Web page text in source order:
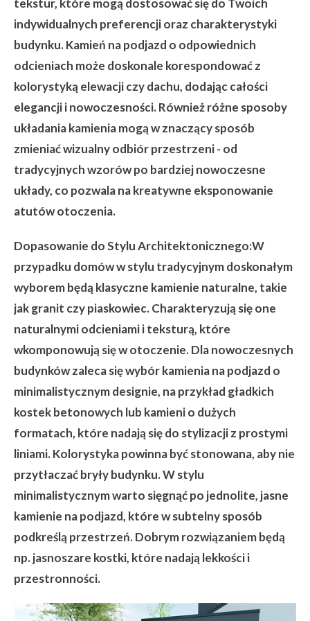
tekstur, które mogą dostosować się do Twoich
indywidualnych preferencji oraz charakterystyki
budynku. Kamień na podjazd o odpowiednich
odcieniach może doskonale korespondować z
kolorystyką elewacji czy dachu, dodając całości
elegancji i nowoczesności. Również różne sposoby
układania kamienia mogą w znaczący sposób
zmieniać wizualny odbiór przestrzeni - od
tradycyjnych wzorów po bardziej nowoczesne
układy, co pozwala na kreatywne eksponowanie
atutów otoczenia.
Dopasowanie do Stylu Architektonicznego:W
przypadku domów w stylu tradycyjnym doskonałym
wyborem będą klasyczne kamienie naturalne, takie
jak granit czy piaskowiec. Charakteryzują się one
naturalnymi odcieniami i teksturą, które
wkomponowują się w otoczenie. Dla nowoczesnych
budynków zaleca się wybór kamienia na podjazd o
minimalistycznym designie, na przykład gładkich
kostek betonowych lub kamieni o dużych
formatach, które nadają się do stylizacji z prostymi
liniami. Kolorystyka powinna być stonowana, aby nie
przytłaczać bryły budynku. W stylu
minimalistycznym warto sięgnąć po jednolite, jasne
kamienie na podjazd, które w subtelny sposób
podkreślą przestrzeń. Dobrym rozwiązaniem będą
np. jasnoszare kostki, które nadają lekkości i
przestronności.